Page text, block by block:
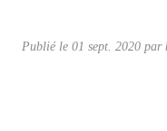
Publié le 01 sept. 2020 par